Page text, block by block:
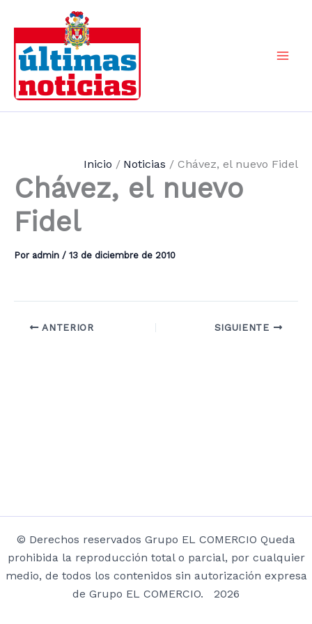
contenido
Inicio Noticias Chávez, el nuevo Fidel
Chávez, el nuevo
Fidel
Por admin / 13 de diciembre de 2010
ANTERIOR SIGUIENTE
© Derechos reservados Grupo EL COMERCIO Queda
prohibida la reproducción total o parcial, por cualquier
medio, de todos los contenidos sin autorización expresa
de Grupo EL COMERCIO. 2026